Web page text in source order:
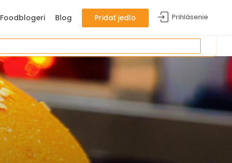
Prihlásenie
Foodblogeri Blog Pridať jedlo